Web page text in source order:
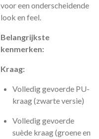
voor een onderscheidende
look en feel.
Belangrijkste
kenmerken:
Kraag:
Volledig gevoerde PU-
kraag (zwarte versie)
Volledig gevoerde
suède kraag (groene en